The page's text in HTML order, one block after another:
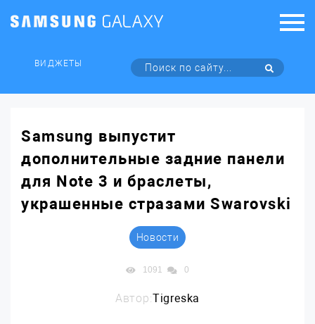
ВИДЖЕТЫ
Samsung выпустит
дополнительные задние панели
для Note 3 и браслеты,
украшенные стразами Swarovski
Новости
1091 0
Автор:Tigreska